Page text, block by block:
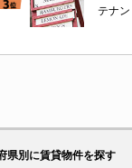
テナ
県別に賃貸物件を探す